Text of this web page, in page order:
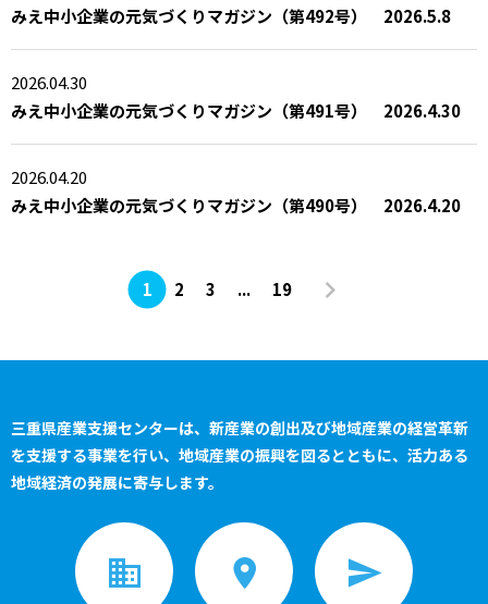
みえ中小企業の元気づくりマガジン（第492号） 2026.5.8
2026.04.30
みえ中小企業の元気づくりマガジン（第491号） 2026.4.30
2026.04.20
みえ中小企業の元気づくりマガジン（第490号） 2026.4.20
1 2 3 ... 19
三重県産業支援センターは、新産業の創出及び地域産業の経営革新
を支援する事業を行い、 地域産業の振興を図るとともに、活力ある
地域経済の発展に寄与します。